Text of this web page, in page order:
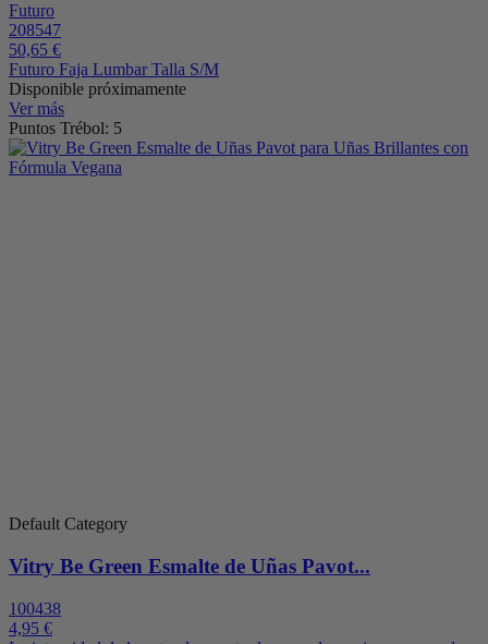
Futuro
208547
50,65 €
Futuro Faja Lumbar Talla S/M
Disponible próximamente
Ver más
Puntos Trébol: 5
Default Category
Vitry Be Green Esmalte de Uñas Pavot...
100438
4,95 €